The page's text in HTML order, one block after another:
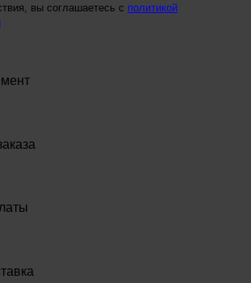
вы соглашаетесь с политикой